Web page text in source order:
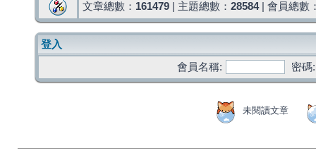
文章總數： 161479 | 主題總數： 28584| 會員總數
登入
會員名稱:
密碼:
未閱讀文章